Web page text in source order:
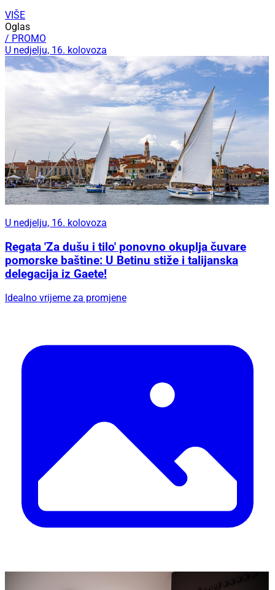
VIŠE
Oglas
/ PROMO
U nedjelju, 16. kolovoza
U nedjelju, 16. kolovoza
Regata 'Za dušu i tilo' ponovno okuplja čuvare
pomorske baštine: U Betinu stiže i talijanska
delegacija iz Gaete!
Idealno vrijeme za promjene